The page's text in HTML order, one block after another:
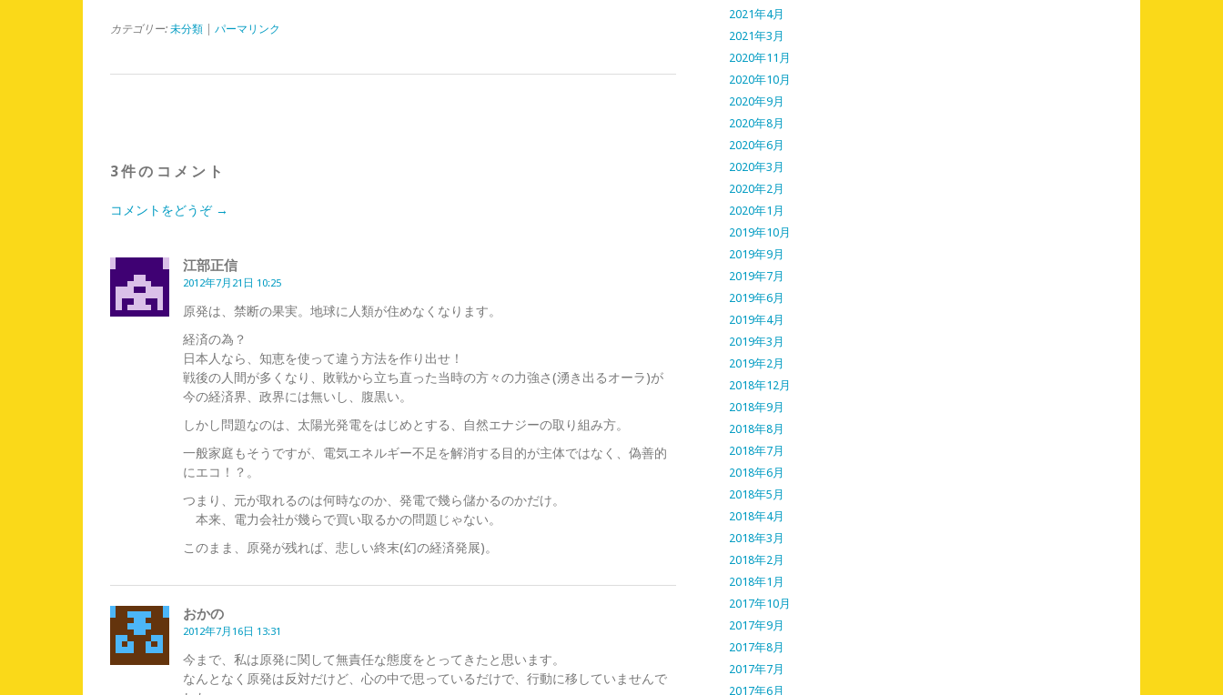
カテゴリー: 未分類 パーマリンク
3件のコメント
コメントをどうぞ →
江部正信
2012年7月21日 10:25
原発は、禁断の果実。地球に人類が住めなくなります。
経済の為？
日本人なら、知恵を使って違う方法を作り出せ！
戦後の人間が多くなり、敗戦から立ち直った当時の方々の力強さ(湧き出るオーラ)が
今の経済界、政界には無いし、腹黒い。
しかし問題なのは、太陽光発電をはじめとする、自然エナジーの取り組み方。
一般家庭もそうですが、電気エネルギー不足を解消する目的が主体ではなく、偽善的
にエコ！？。
つまり、元が取れるのは何時なのか、発電で幾ら儲かるのかだけ。
本来、電力会社が幾らで買い取るかの問題じゃない。
このまま、原発が残れば、悲しい終末(幻の経済発展)。
おかの
2012年7月16日 13:31
今まで、私は原発に関して無責任な態度をとってきたと思います。
なんとなく原発は反対だけど、心の中で思っているだけで、行動に移していませんで
2021年4月
2021年3月
2020年11月
2020年10月
2020年9月
2020年8月
2020年6月
2020年3月
2020年2月
2020年1月
2019年10月
2019年9月
2019年7月
2019年6月
2019年4月
2019年3月
2019年2月
2018年12月
2018年9月
2018年8月
2018年7月
2018年6月
2018年5月
2018年4月
2018年3月
2018年2月
2018年1月
2017年10月
2017年9月
2017年8月
2017年7月
2017年6月